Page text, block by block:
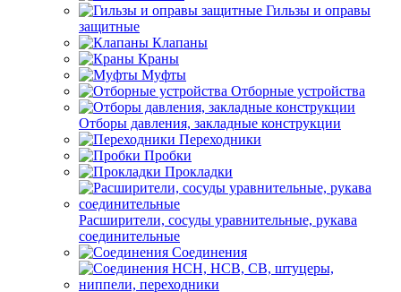
Гильзы и оправы
защитные
Клапаны
Краны
Муфты
Отборные устройства
Отборы давления, закладные конструкции
Переходники
Пробки
Прокладки
Расширители, сосуды уравнительные, рукава
соединительные
Соединения